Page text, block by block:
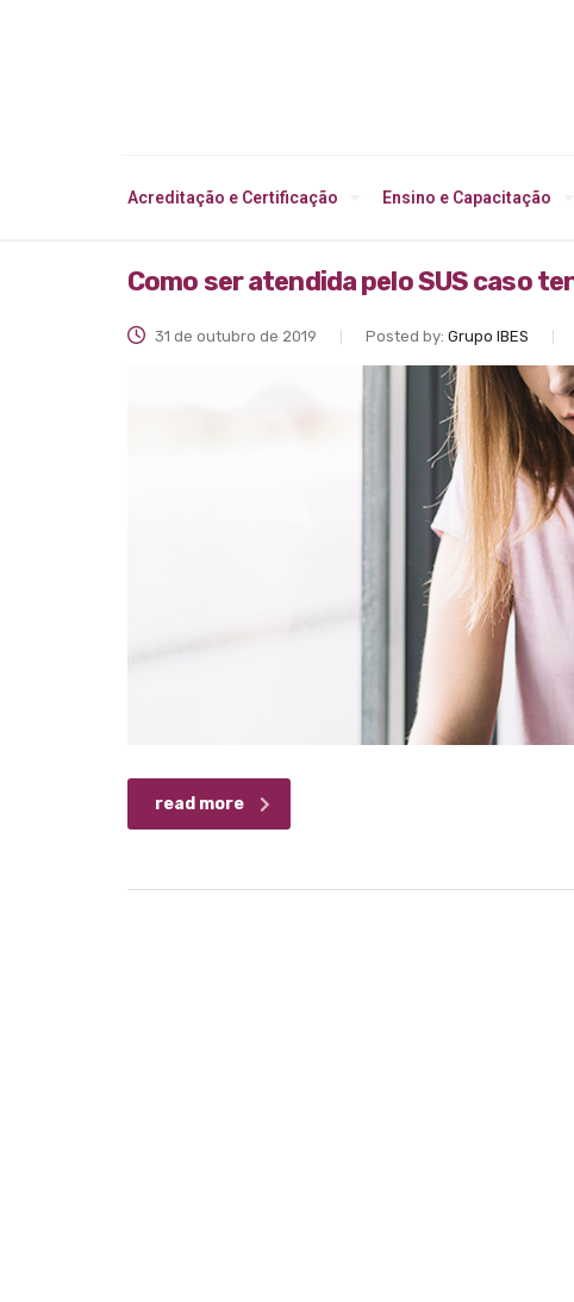
Acreditação e Certificação Ensino e Capacitação
Como ser atendida pelo SUS caso
31 de outubro de 2019 Posted by: Grupo IBES
read more